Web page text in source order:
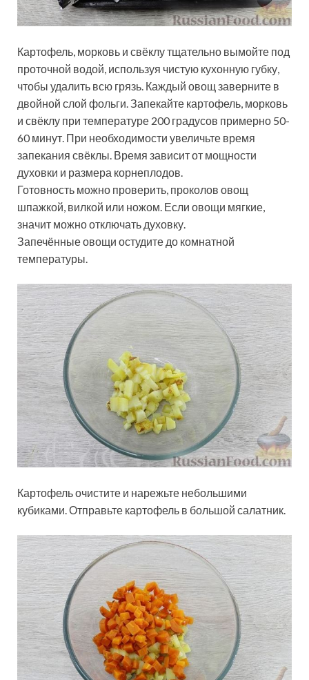
Картофель, морковь и свёклу тщательно вымойте под
проточной водой, используя чистую кухонную губку,
чтобы удалить всю грязь. Каждый овощ заверните в
двойной слой фольги. Запекайте картофель, морковь
и свёклу при температуре 200 градусов примерно 50-
60 минут. При необходимости увеличьте время
запекания свёклы. Время зависит от мощности
духовки и размера корнеплодов.
Готовность можно проверить, проколов овощ
шпажкой, вилкой или ножом. Если овощи мягкие,
значит можно отключать духовку.
Запечённые овощи остудите до комнатной
температуры.
Картофель очистите и нарежьте небольшими
кубиками. Отправьте картофель в большой салатник.